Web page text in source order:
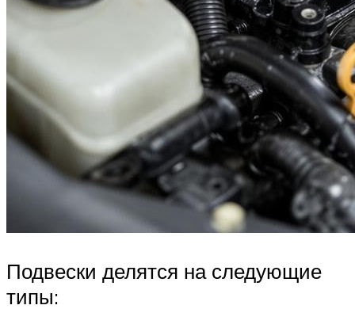
Подвески делятся на следующие
типы: